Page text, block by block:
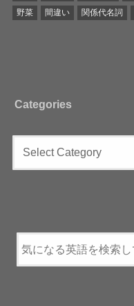
野菜
間違い 関係代名詞
Categories